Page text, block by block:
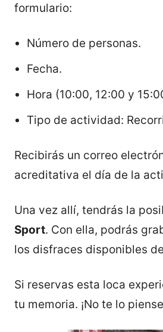
formulario:
Número de personas.
Fecha.
Hora (10:00, 12:00 y
Tipo de actividad:
Recibirás un correo
acreditativa el día de la
Una vez allí, tendrás la
Sport. Con ella, podrás
los disfraces disponibles
Si reservas esta loca
tu memoria. ¡No te lo